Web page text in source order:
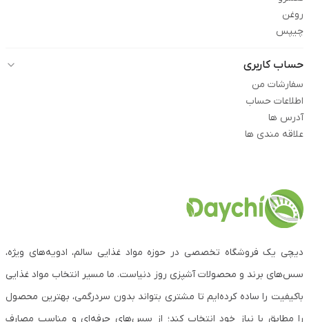
روغن
چیپس
حساب کاربری
سفارشات من
اطلاعات حساب
آدرس ها
علاقه مندی ها
دیچی یک فروشگاه تخصصی در حوزه مواد غذایی سالم، ادویه‌های ویژه،
سس‌های برند و محصولات آشپزی روز دنیاست. ما مسیر انتخاب مواد غذایی
باکیفیت را ساده کرده‌ایم تا مشتری بتواند بدون سردرگمی، بهترین محصول
را مطابق با نیاز خود انتخاب کند؛ از سس‌های حرفه‌ای و مناسب مصارف